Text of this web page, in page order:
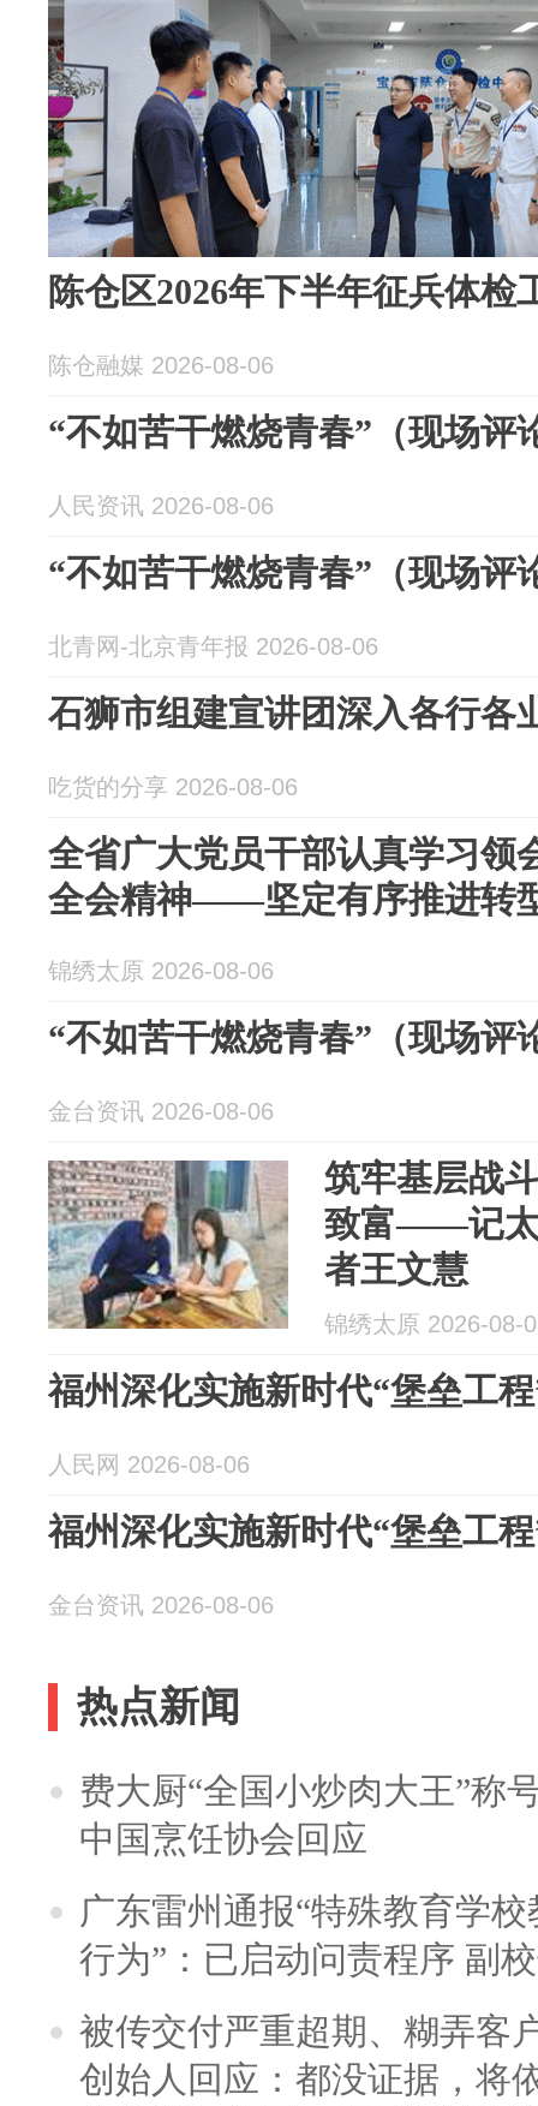
陈仓区2026年下半年征兵体检
陈仓融媒 2026-08-06
“不如苦干燃烧青春”（现场评
人民资讯 2026-08-06
“不如苦干燃烧青春”（现场评
北青网-北京青年报 2026-08-06
石狮市组建宣讲团深入各行各
吃货的分享 2026-08-06
全省广大党员干部认真学习领
全会精神——坚定有序推进转
锦绣太原 2026-08-06
“不如苦干燃烧青春”（现场评
金台资讯 2026-08-06
筑牢基层战
致富——记太
者王文慧
锦绣太原 2026-08-
福州深化实施新时代“堡垒工
人民网 2026-08-06
福州深化实施新时代“堡垒工
金台资讯 2026-08-06
热点新闻
费大厨“全国小炒肉大王”称
中国烹饪协会回应
广东雷州通报“特殊教育学
行为”：已启动问责程序 副
被传交付严重超期、糊弄客
创始人回应：都没证据，将